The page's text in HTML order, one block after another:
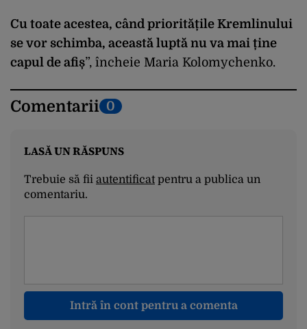
Cu toate acestea, când prioritățile Kremlinului
se vor schimba, această luptă nu va mai ține
capul de afiș”, încheie Maria Kolomychenko.
Comentarii 0
LASĂ UN RĂSPUNS
Trebuie să fii autentificatpentru a publica un
comentariu.
Intră în cont pentru a comenta